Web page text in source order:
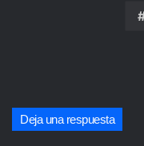
Deja una respuesta